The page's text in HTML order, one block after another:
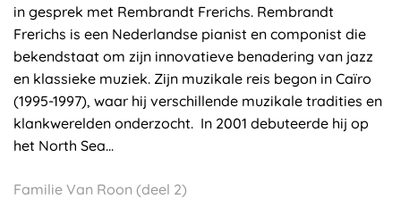
in gesprek met Rembrandt Frerichs. Rembrandt
Frerichs is een Nederlandse pianist en componist die
bekendstaat om zijn innovatieve benadering van jazz
en klassieke muziek. Zijn muzikale reis begon in Caïro
(1995-1997), waar hij verschillende muzikale tradities en
klankwerelden onderzocht. In 2001 debuteerde hij op
het North Sea...
Familie Van Roon (deel 2)